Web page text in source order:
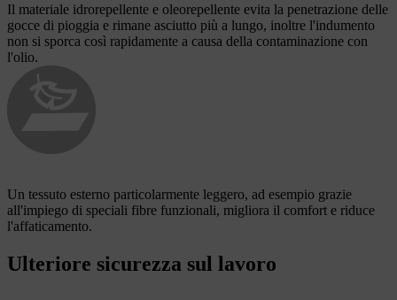
Il materiale idrorepellente e oleorepellente evita la penetrazione delle
gocce di pioggia e rimane asciutto più a lungo, inoltre l'indumento
non si sporca così rapidamente a causa della contaminazione con
l'olio.
Un tessuto esterno particolarmente leggero, ad esempio grazie
all'impiego di speciali fibre funzionali, migliora il comfort e riduce
l'affaticamento.
Ulteriore sicurezza sul lavoro